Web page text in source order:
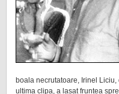
boala necrutatoare, Irinel
ultima clipa, a lasat fruntea